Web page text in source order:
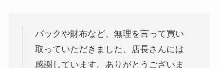
バックや財布など、無理を言って買い
取っていただきました、店長さんには
感謝しています。ありがとうございま